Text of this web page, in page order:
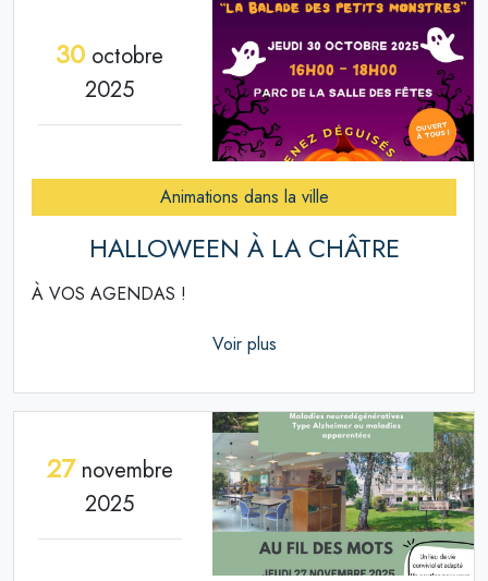
30 octobre
2025
Animations dans la ville
HALLOWEEN À LA CHÂTRE
À VOS AGENDAS !
Voir plus
27novembre
2025